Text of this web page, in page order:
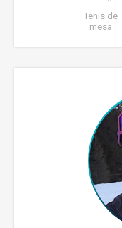
Tenis de
mesa